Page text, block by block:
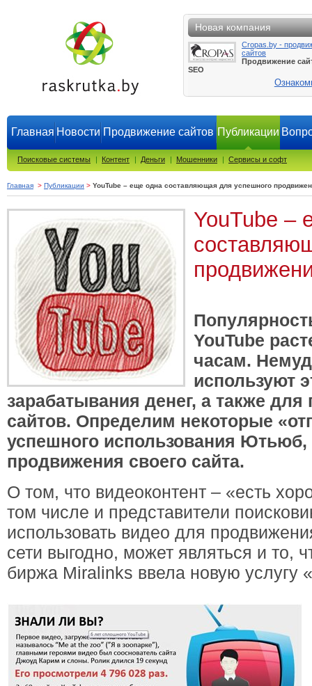
Новая компания
Cropas.by -
сайтов
Продвижение
SEO
Главная Новости Продвижение сайтов Публикации
Поисковые системы | Контент | Деньги | Мошенники | Сервисы и софт
Главная > Публикации > YouTube – еще одна составляющая для успешного
YouTube –
YouTube
часам.
используют
зарабатывания денег, а также
сайтов. Определим некоторые
успешного использования Ютьюб,
продвижения своего сайта.
О том, что видеоконтент – «есть
том числе и представители
использовать видео для
сети выгодно, может являться и то,
биржа Miralinks ввела новую услугу